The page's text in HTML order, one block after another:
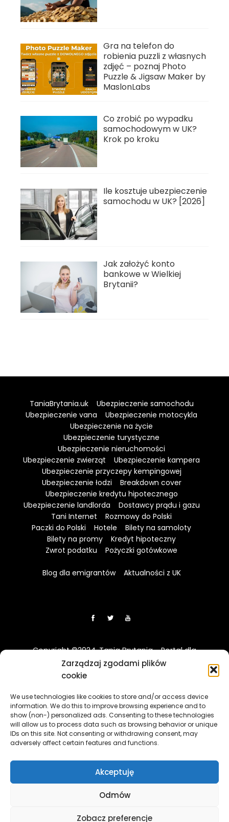
Zarządzaj zgodami plików
cookie
We use technologies like cookies to store and/or access device
information. We do this to improve browsing experience and to
show (non-) personalized ads. Consenting to these technologies
will allow us to process data such as browsing behavior or unique
IDs on this site. Not consenting or withdrawing consent, may
adversely affect certain features and functions.
Akceptuję
Odmów
Zobacz preferencje
Gra na telefon do
robienia puzzli z własnych
zdjęć – poznaj Photo
Puzzle & Jigsaw Maker by
MaslonLabs
Co zrobić po wypadku
samochodowym w UK?
Krok po kroku
Ile kosztuje ubezpieczenie
samochodu w UK? [2026]
Jak założyć konto
bankowe w Wielkiej
Brytanii?
TaniaBrytania.uk
Ubezpieczenie samochodu
Ubezpieczenie vana
Ubezpieczenie motocykla
Ubezpieczenie na życie
Ubezpieczenie turystyczne
Ubezpieczenie nieruchomości
Ubezpieczenie zwierząt
Ubezpieczenie kampera
Ubezpieczenie przyczepy kempingowej
Ubezpieczenie łodzi
Breakdown cover
Ubezpieczenie kredytu hipotecznego
Ubezpieczenie landlorda
Dostawcy prądu i gazu
Tani Internet
Rozmowy do Polski
Paczki do Polski
Hotele
Bilety na samoloty
Bilety na promy
Kredyt hipoteczny
Zwrot podatku
Pożyczki gotówkowe
Blog dla emigrantów Aktualności z UK
Copyright ©2024. Tania Brytania - Portal dla
Polaków w UK
przez Financial Conduct Authority (FCA) i jest prowadzona
wyłącznie w celach informacyjno-edukacyjnych. Treści
zawierająca linki sponsorowane i afiliacyjne, a klikając w nie
i korzystając z usług reklamodawców lub firm
współpracujących, nasz serwis może otrzymać
Financial Conduct Authority (FCA) and is operated solely for
contains sponsored and affiliate links, and by clicking on